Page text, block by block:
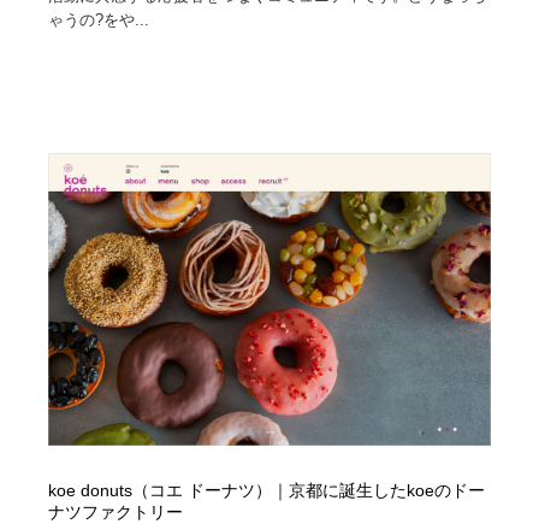
GWD スタッフお気に入り
Drawing Software / お絵かきソフト・アプリ・ブラシ
ニュース・マガジン・メディア・SNS・YouTube
ゃうの?をや...
koe donuts（コエ ドーナツ）｜京都に誕生したkoeのドー
ナツファクトリー